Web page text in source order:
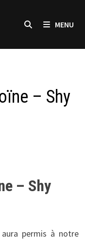
MENU
– Shy
– Shy
aura permis à notre